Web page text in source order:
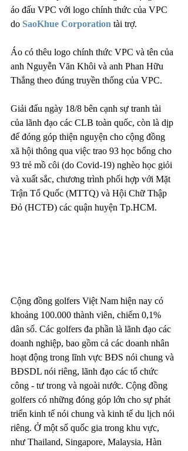
áo đấu VPC với logo chính thức của VPC
do SaoKhue Corporation tài trợ.
Áo có thêu logo chính thức VPC và tên của
anh Nguyễn Văn Khôi và anh Phan Hữu
Thắng theo đúng truyền thống của VPC.
Giải đấu ngày 18/8 bên cạnh sự tranh tài
của lãnh đạo các CLB toàn quốc, còn là dịp
để đóng góp thiện nguyện cho cộng đồng
xã hội thông qua việc trao 93 học bổng cho
93 trẻ mồ côi (do Covid-19) nghèo học giỏi
và xuất sắc, chương trình phối hợp với Mặt
Trận Tổ Quốc (MTTQ) và Hội Chữ Thập
Đỏ (HCTĐ) các quận huyện Tp.HCM.
Cộng đồng golfers Việt Nam hiện nay có
khoảng 100.000 thành viên, chiếm 0,1%
dân số. Các golfers đa phần là lãnh đạo các
doanh nghiệp, bao gồm cả các doanh nhân
hoạt động trong lĩnh vực BĐS nói chung và
BĐSDL nói riêng, lãnh đạo các tổ chức
công - tư trong và ngoài nước. Cộng đồng
golfers có những đóng góp lớn cho sự phát
triển kinh tế nói chung và kinh tế du lịch nói
riêng. Ở một số quốc gia trong khu vực,
như Thailand, Singapore, Malaysia, Hàn